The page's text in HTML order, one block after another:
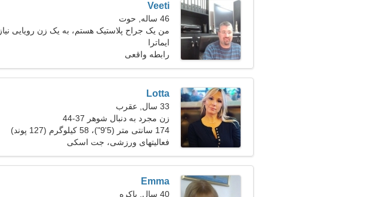
Veeti
46 ساله, حوت
من یک جراح پلاستیک هستم، به یک زن رویایی نیاز
دارم
ایماترا
رابطه واقعی
Lotta
33 سال, عقرب
زن مجرد به دنبال شوهر 37-44
174 سانتی متر (5'9")، 58 کیلوگرم (127 پوند)
فعالیتهای ورزشی، جت اسکی
Emma
40 سال, باکره